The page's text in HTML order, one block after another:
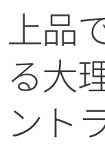
上品
る大
ント